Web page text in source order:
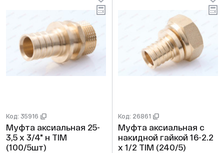
Код: 35916
Муфта аксиальная 25-
3,5 х 3/4" н TIM
(100/5шт)
Код: 26861
Муфта аксиальная с
накидной гайкой 16-2.2
х 1/2 TIM (240/5)